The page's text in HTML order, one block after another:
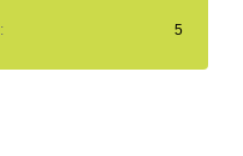
5